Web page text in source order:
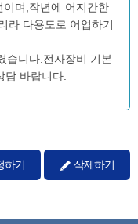
며,작년에 어지간한
라 다용도로 어업하기
습니다.전자장비 기본
담 바랍니다.
하기 삭제하기